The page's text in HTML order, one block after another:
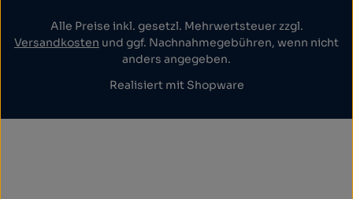
Alle Preise inkl. gesetzl. Mehrwertsteuer zzgl.
Versandkosten und ggf. Nachnahmegebühren, wenn nicht
anders angegeben.
Realisiert mit Shopware